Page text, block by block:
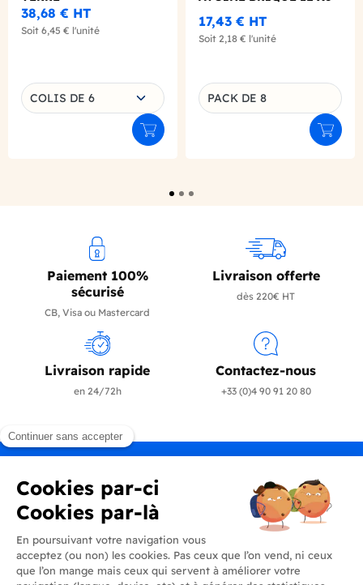
38,68 € HT
Soit 6,45 € l'unité
Choisissez une déclinaison
COLIS DE 6
Ajouter au panier
17,43 € HT
Soit 2,18 € l'unité
Déclinaison du produit
PACK DE 8
Paiement 100%
sécurisé
CB, Visa ou Mastercard
Livraison offerte
dès 220€ HT
Livraison rapide
en 24/72h
Contactez-nous
+33 (0)4 90 91 20 80